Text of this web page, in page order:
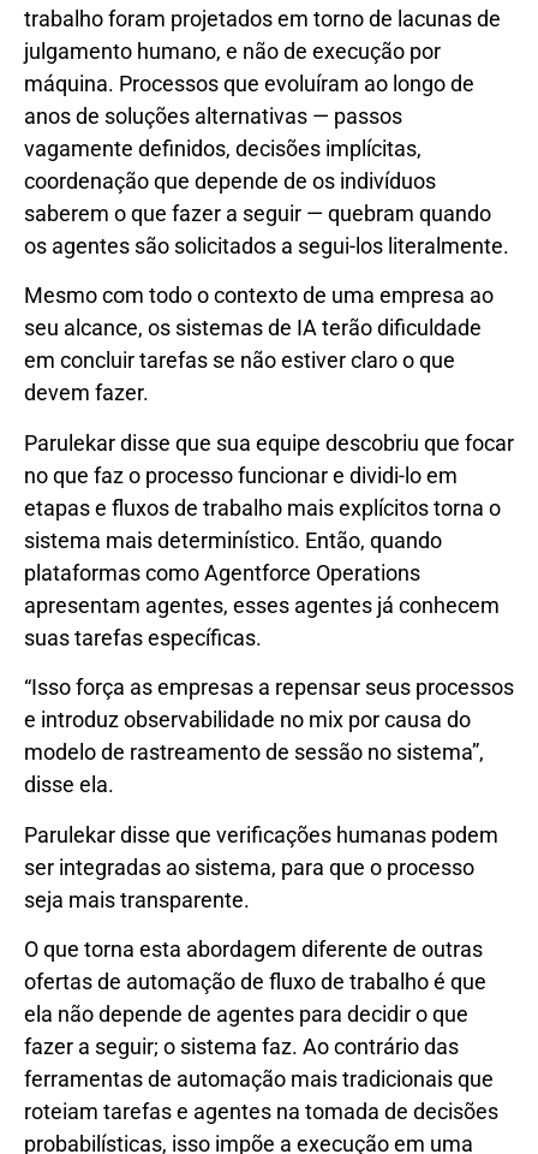
trabalho foram projetados em torno de lacunas de
julgamento humano, e não de execução por
máquina. Processos que evoluíram ao longo de
anos de soluções alternativas — passos
vagamente definidos, decisões implícitas,
coordenação que depende de os indivíduos
saberem o que fazer a seguir — quebram quando
os agentes são solicitados a segui-los literalmente.
Mesmo com todo o contexto de uma empresa ao
seu alcance, os sistemas de IA terão dificuldade
em concluir tarefas se não estiver claro o que
devem fazer.
Parulekar disse que sua equipe descobriu que focar
no que faz o processo funcionar e dividi-lo em
etapas e fluxos de trabalho mais explícitos torna o
sistema mais determinístico. Então, quando
plataformas como Agentforce Operations
apresentam agentes, esses agentes já conhecem
suas tarefas específicas.
“Isso força as empresas a repensar seus processos
e introduz observabilidade no mix por causa do
modelo de rastreamento de sessão no sistema”,
disse ela.
Parulekar disse que verificações humanas podem
ser integradas ao sistema, para que o processo
seja mais transparente.
O que torna esta abordagem diferente de outras
ofertas de automação de fluxo de trabalho é que
ela não depende de agentes para decidir o que
fazer a seguir; o sistema faz. Ao contrário das
ferramentas de automação mais tradicionais que
roteiam tarefas e agentes na tomada de decisões
probabilísticas, isso impõe a execução em uma